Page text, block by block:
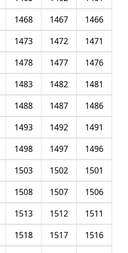
1466
1467
1468
1471
1472
1473
1476
1477
1478
1481
1482
1483
1486
1487
1488
1491
1492
1493
1496
1497
1498
1501
1502
1503
1506
1507
1508
1511
1512
1513
1516
1517
1518